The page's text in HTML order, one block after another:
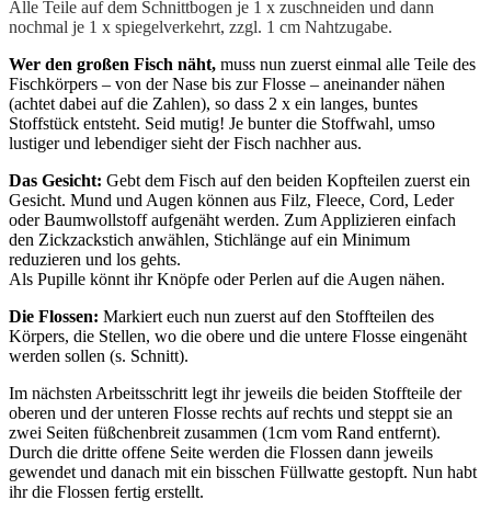
Alle Teile auf dem Schnittbogen je 1 x zuschneiden und dann
nochmal je 1 x spiegelverkehrt, zzgl. 1 cm Nahtzugabe.
Wer den großen Fisch näht, muss nun zuerst einmal alle Teile des
Fischkörpers – von der Nase bis zur Flosse – aneinander nähen
(achtet dabei auf die Zahlen), so dass 2 x ein langes, buntes
Stoffstück entsteht. Seid mutig! Je bunter die Stoffwahl, umso
lustiger und lebendiger sieht der Fisch nachher aus.
Das Gesicht: Gebt dem Fisch auf den beiden Kopfteilen zuerst ein
Gesicht. Mund und Augen können aus Filz, Fleece, Cord, Leder
oder Baumwollstoff aufgenäht werden. Zum Applizieren einfach
den Zickzackstich anwählen, Stichlänge auf ein Minimum
reduzieren und los gehts.
Als Pupille könnt ihr Knöpfe oder Perlen auf die Augen nähen.
Die Flossen: Markiert euch nun zuerst auf den Stoffteilen des
Körpers, die Stellen, wo die obere und die untere Flosse eingenäht
werden sollen (s. Schnitt).
Im nächsten Arbeitsschritt legt ihr jeweils die beiden Stoffteile der
oberen und der unteren Flosse rechts auf rechts und steppt sie an
zwei Seiten füßchenbreit zusammen (1cm vom Rand entfernt).
Durch die dritte offene Seite werden die Flossen dann jeweils
gewendet und danach mit ein bisschen Füllwatte gestopft. Nun habt
ihr die Flossen fertig erstellt.